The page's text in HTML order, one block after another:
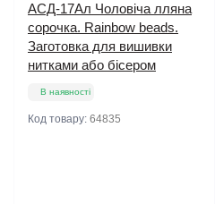
АСД-17Ал Чоловіча лляна
сорочка. Rainbow beads.
Заготовка для вишивки
нитками або бісером
В наявності
Код товару: 64835